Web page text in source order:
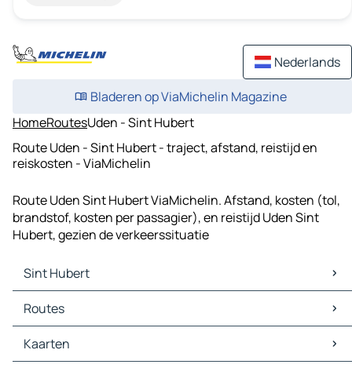
Nederlands
Bladeren op ViaMichelin Magazine
HomeRoutesUden - Sint Hubert
Route Uden - Sint Hubert - traject, afstand, reistijd en
reiskosten - ViaMichelin
Route Uden Sint Hubert ViaMichelin. Afstand, kosten (tol,
brandstof, kosten per passagier), en reistijd Uden Sint
Hubert, gezien de verkeerssituatie
Sint Hubert
Sint Hubert Kaarten
Sint Hubert Verkeer
Sint Hubert Hotels
Sint Hubert Restaurants
Routes
Routes Sint Hubert - Boxmeer
Routes Sint Hubert - Uden
Kaarten